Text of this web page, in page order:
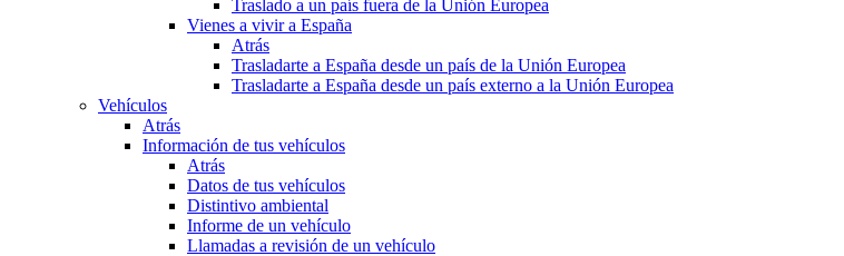
Traslado a un país fuera de la Unión Europea
Vienes a vivir a España
Atrás
Trasladarte a España desde un país de la Unión Europea
Trasladarte a España desde un país externo a la Unión Europea
Vehículos
Atrás
Información de tus vehículos
Atrás
Datos de tus vehículos
Distintivo ambiental
Informe de un vehículo
Llamadas a revisión de un vehículo